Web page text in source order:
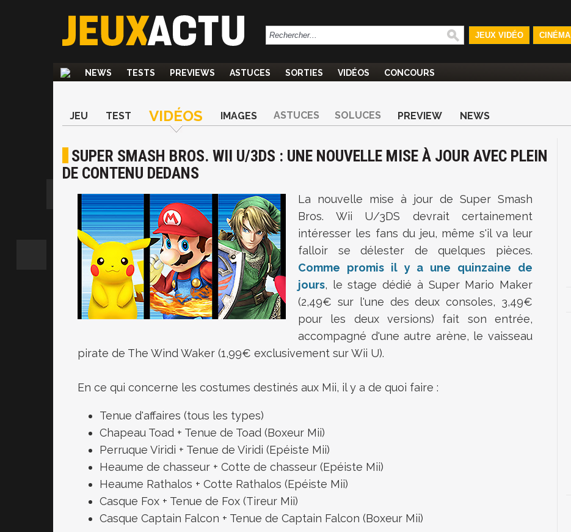
JEUX VIDÉO CINÉMA
NEWS TESTS PREVIEWS ASTUCES SORTIES VIDÉOS CONCOURS
JEU TEST VIDÉOS IMAGES ASTUCES SOLUCES PREVIEW NEWS
SUPER SMASH BROS. WII U/3DS : UNE NOUVELLE MISE À JOUR AVEC PLEIN
DE CONTENU DEDANS
La nouvelle mise à jour de Super Smash
Bros. Wii U/3DS devrait certainement
intéresser les fans du jeu, même s'il va leur
falloir se délester de quelques pièces.
Comme promis il y a une quinzaine de
jours, le stage dédié à Super Mario Maker
(2,49€ sur l'une des deux consoles, 3,49€
pour les deux versions) fait son entrée,
accompagné d'une autre arène, le vaisseau
pirate de The Wind Waker (1,99€ exclusivement sur Wii U).
En ce qui concerne les costumes destinés aux Mii, il y a de quoi faire :
Tenue d'affaires (tous les types)
Chapeau Toad + Tenue de Toad (Boxeur Mii)
Perruque Viridi + Tenue de Viridi (Epéiste Mii)
Heaume de chasseur + Cotte de chasseur (Epéiste Mii)
Heaume Rathalos + Cotte Rathalos (Epéiste Mii)
Casque Fox + Tenue de Fox (Tireur Mii)
Casque Captain Falcon + Tenue de Captain Falcon (Boxeur Mii)